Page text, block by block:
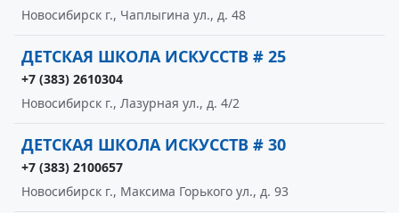
Новосибирск г., Чаплыгина ул., д. 48
ДЕТСКАЯ ШКОЛА ИСКУССТВ # 25
+7 (383) 2610304
Новосибирск г., Лазурная ул., д. 4/2
ДЕТСКАЯ ШКОЛА ИСКУССТВ # 30
+7 (383) 2100657
Новосибирск г., Максима Горького ул., д. 93